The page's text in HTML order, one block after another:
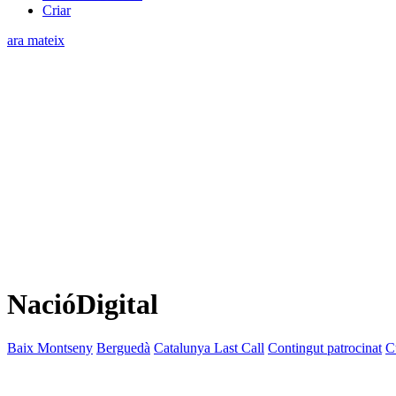
Criar
ara mateix
NacióDigital
Baix Montseny Berguedà Catalunya Last Call Contingut patrocinat